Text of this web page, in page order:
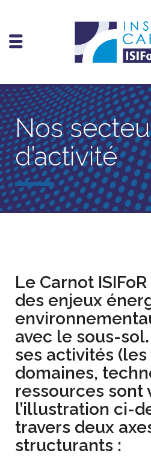
Nos
d’activité
Le Carnot
des enjeux
avec le sous-
ses activités
domaines,
ressources sont
l’illustration ci-
travers deux
structurants :